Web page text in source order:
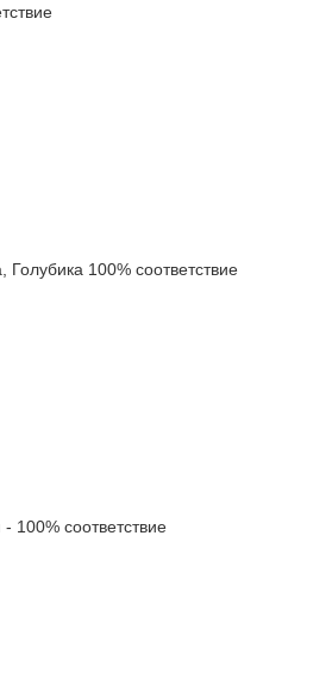
100% соответствие
соответствие